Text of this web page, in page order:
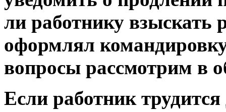
ли работнику взыскать
оформлял
вопросы рассмотрим в
Если работник